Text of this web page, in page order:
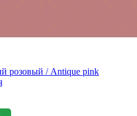
розовый / Antique pink